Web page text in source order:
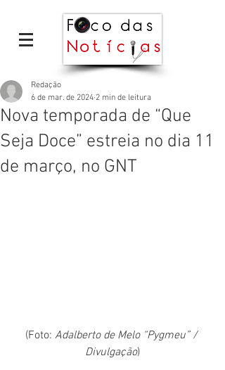
Nova temporada de “Que
Seja Doce” estreia no dia 11
de março, no GNT
Redação
6 de mar. de 2024 2 min de leitura
(Foto: Adalberto de Melo “Pygmeu” /
Divulgação)